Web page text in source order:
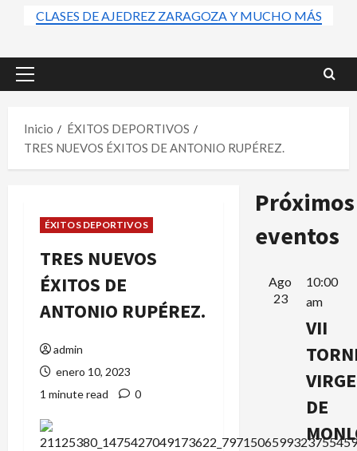
CLASES DE AJEDREZ ZARAGOZA Y MUCHO MÁS
Menú
Inicio
ÉXITOS DEPORTIVOS
TRES NUEVOS ÉXITOS DE ANTONIO RUPÉREZ.
ÉXITOS DEPORTIVOS
TRES NUEVOS
ÉXITOS DE
ANTONIO RUPÉREZ.
admin
enero 10, 2023
1 minute read
0
Próximos
eventos
Ago
23
10:00
am
VII
DE